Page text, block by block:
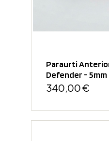
Paraurti
Defender - 5mm
340,00 €